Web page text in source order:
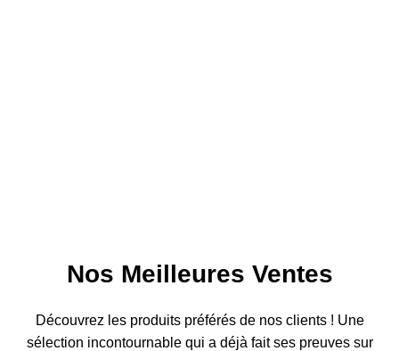
Nos Meilleures Ventes
Découvrez les produits préférés de nos clients ! Une
sélection incontournable qui a déjà fait ses preuves sur